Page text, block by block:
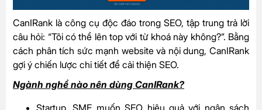
CanIRank là công cụ độc đáo trong SEO, tập trung trả lời
câu hỏi: “Tôi có thể lên top với từ khoá này không?”. Bằng
cách phân tích sức mạnh website và nội dung, CanIRank
gợi ý chiến lược chi tiết để cải thiện SEO.
Ngành nghề nào nên dùng CanIRank?
Startup, SME muốn SEO hiệu quả với ngân sách